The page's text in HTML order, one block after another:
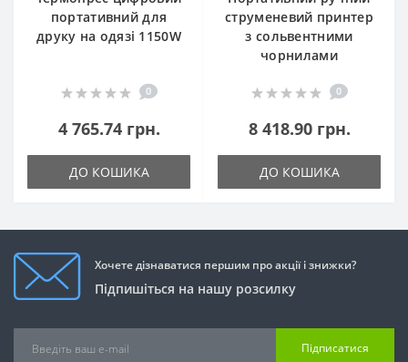
портативний для
друку на одязі 1150W
0
4 765.74 грн.
ДО КОШИКА
струменевий принтер
з сольвентними
чорнилами
0
8 418.90 грн.
ДО КОШИКА
Хочете дізнаватися першим про акції і знижки?
Підпишіться на нашу розсилку
Підписатися